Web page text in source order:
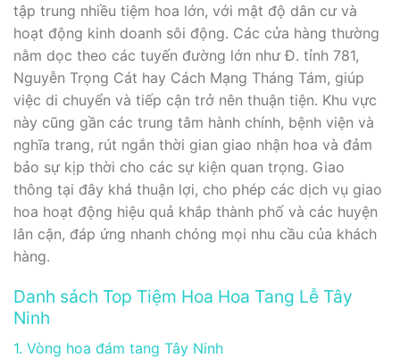
tập trung nhiều tiệm hoa lớn, với mật độ dân cư và
hoạt động kinh doanh sôi động. Các cửa hàng thường
nằm dọc theo các tuyến đường lớn như Đ. tỉnh 781,
Nguyễn Trọng Cát hay Cách Mạng Tháng Tám, giúp
việc di chuyển và tiếp cận trở nên thuận tiện. Khu vực
này cũng gần các trung tâm hành chính, bệnh viện và
nghĩa trang, rút ngắn thời gian giao nhận hoa và đảm
bảo sự kịp thời cho các sự kiện quan trọng. Giao
thông tại đây khá thuận lợi, cho phép các dịch vụ giao
hoa hoạt động hiệu quả khắp thành phố và các huyện
lân cận, đáp ứng nhanh chóng mọi nhu cầu của khách
hàng.
Danh sách Top Tiệm Hoa Hoa Tang Lễ Tây
Ninh
1. Vòng hoa đám tang Tây Ninh